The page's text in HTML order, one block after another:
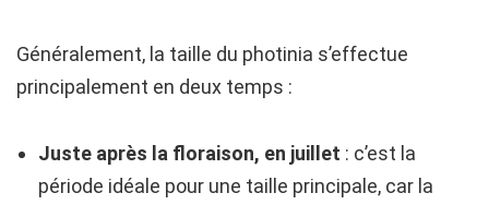
Généralement, la taille du photinia s’effectue
principalement en deux temps :
Juste après la floraison, en juillet : c’est la
période idéale pour une taille principale, car la